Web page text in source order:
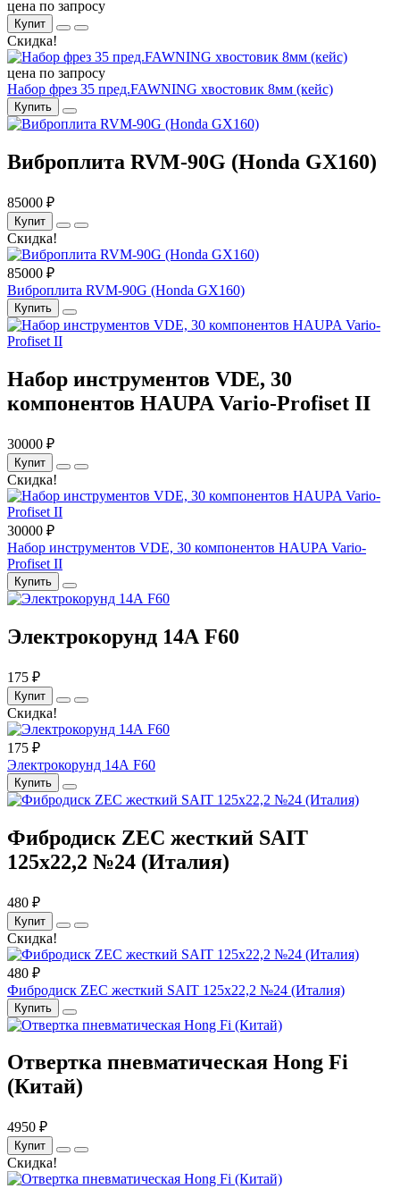
цена по запросу
Купит
Скидка!
цена по запросу
Набор фрез 35 пред.FAWNING хвостовик 8мм (кейс)
Купить
Виброплита RVM-90G (Honda GX160)
85000 ₽
Купит
Скидка!
85000 ₽
Виброплита RVM-90G (Honda GX160)
Купить
Набор инструментов VDE, 30
компонентов HAUPA Vario-Profiset II
30000 ₽
Купит
Скидка!
30000 ₽
Набор инструментов VDE, 30 компонентов HAUPA Vario-
Profiset II
Купить
Электрокорунд 14А F60
175 ₽
Купит
Скидка!
175 ₽
Электрокорунд 14А F60
Купить
Фибродиск ZEC жесткий SAIT
125х22,2 №24 (Италия)
480 ₽
Купит
Скидка!
480 ₽
Фибродиск ZEC жесткий SAIT 125х22,2 №24 (Италия)
Купить
Отвертка пневматическая Hong Fi
(Китай)
4950 ₽
Купит
Скидка!